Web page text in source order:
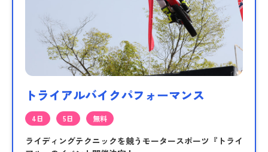
トライアルバイクパフォーマンス
4日 5日 無料
ライディングテクニックを競うモータースポーツ『トライ